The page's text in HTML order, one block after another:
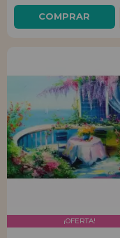
COMPRAR
¡OFERTA!